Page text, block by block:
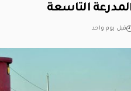
التاسعة
قبل يوم واحد